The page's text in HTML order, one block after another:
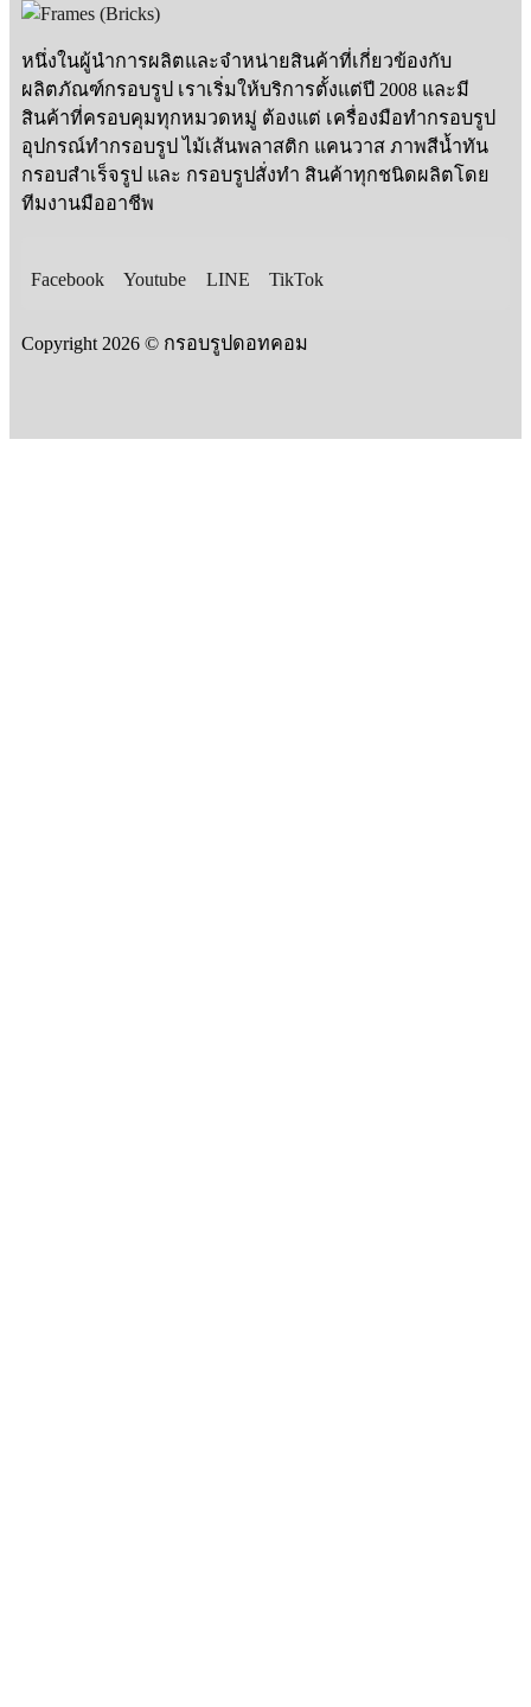
หนึ่งในผู้นำการผลิตและจำหน่ายสินค้าที่เกี่ยวข้องกับ
ผลิตภัณฑ์กรอบรูป เราเริ่มให้บริการตั้งแต่ปี 2008 และมี
สินค้าที่ครอบคุมทุกหมวดหมู่ ต้องแต่ เครื่องมือทำกรอบรูป
อุปกรณ์ทำกรอบรูป ไม้เส้นพลาสติก แคนวาส ภาพสีน้ำทัน
กรอบสำเร็จรูป และ กรอบรูปสั่งทำ สินค้าทุกชนิดผลิตโดย
ทีมงานมืออาชีพ
Facebook Youtube LINE TikTok
Copyright 2026 © กรอบรูปดอทคอม